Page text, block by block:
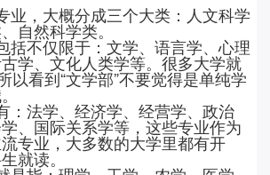
业，大概分成三个大类：人文科学
自然科学类。
括不仅限于：文学、语言学、心理
学、文化人类学等。很多大学就
以看到“文学部”不要觉得是单纯学
：法学、经济学、经营学、政治
、国际关系学等，这些专业作为
专业，大多数的大学里都有开
就读。